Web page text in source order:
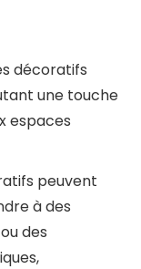
décoratifs
une touche
espaces
peuvent
à des
des